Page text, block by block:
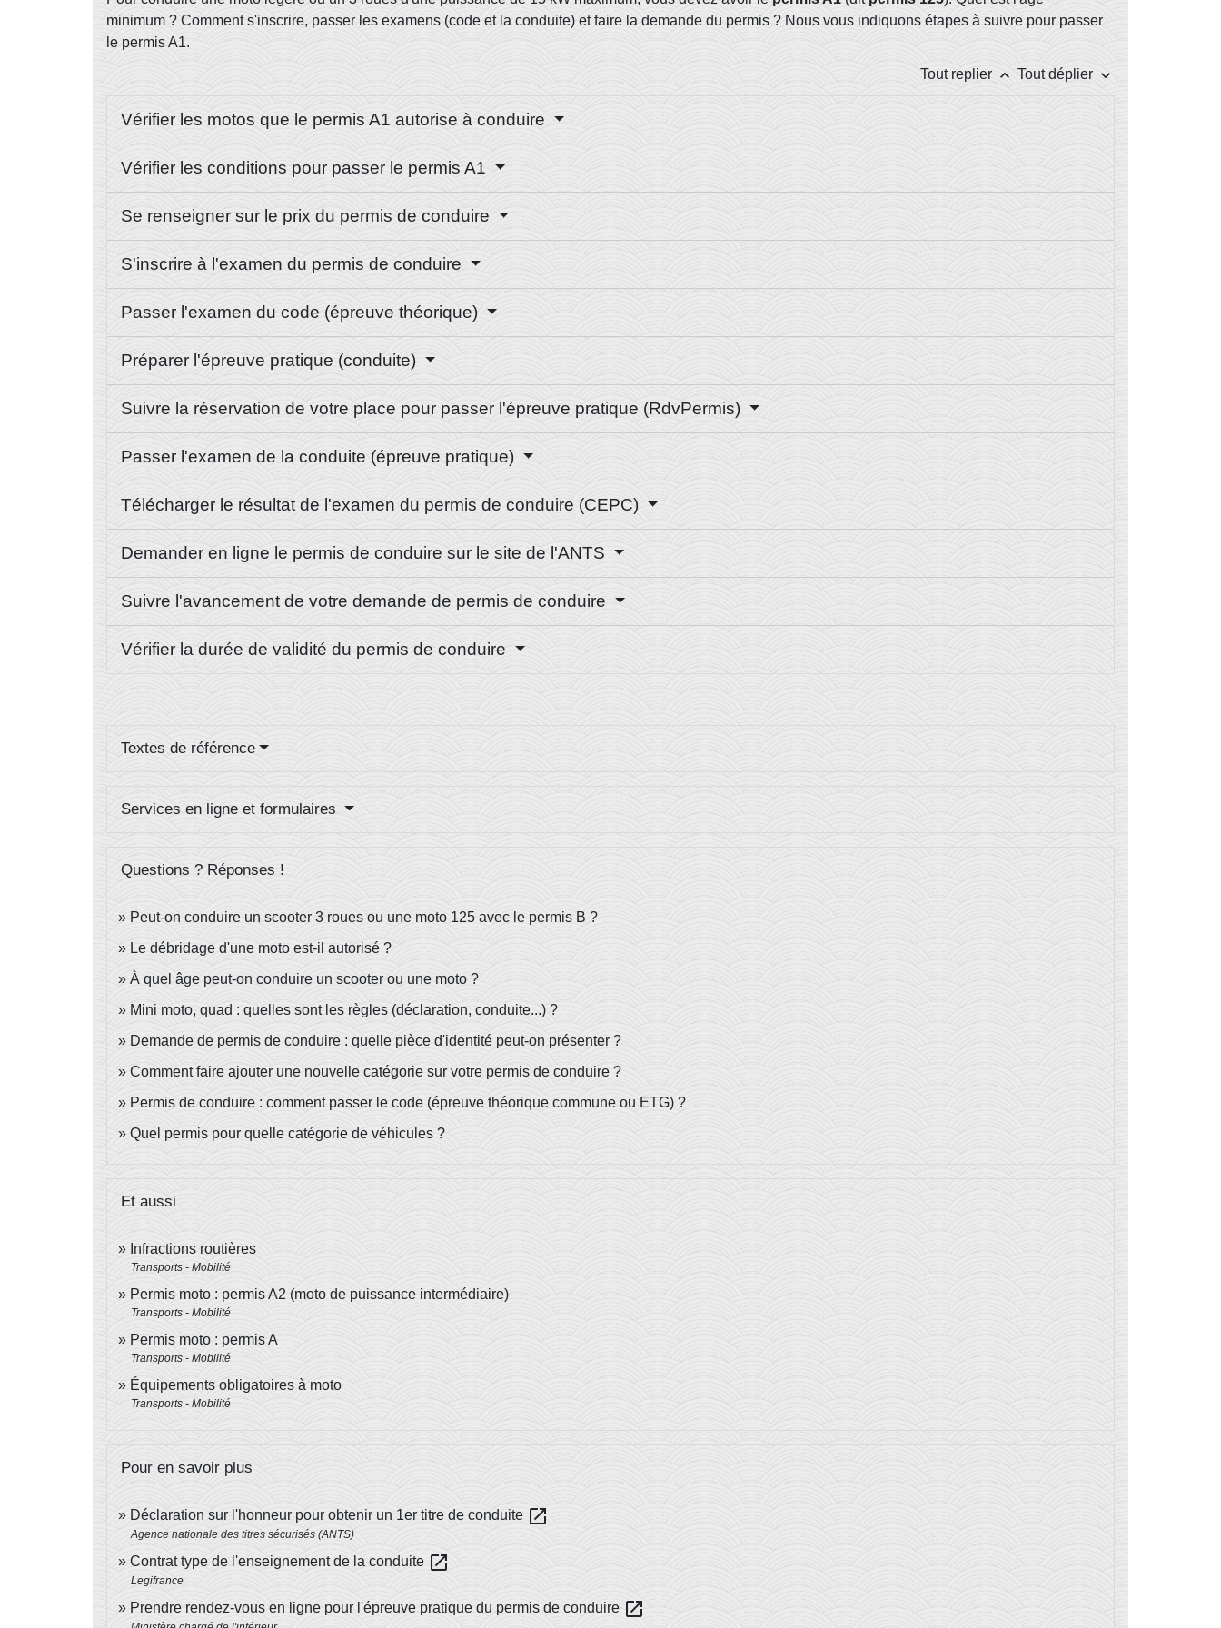
minimum ? Comment s'inscrire, passer les examens (code et la conduite) et faire la demande du permis ? Nous vous indiquons étapes à suivre pour passer
le permis A1.
Tout replier keyboard_arrow_up Tout déplier keyboard_arrow_down
Vérifier les motos que le permis A1 autorise à conduire
Vérifier les conditions pour passer le permis A1
Se renseigner sur le prix du permis de conduire
S'inscrire à l'examen du permis de conduire
Passer l'examen du code (épreuve théorique)
Préparer l'épreuve pratique (conduite)
Suivre la réservation de votre place pour passer l'épreuve pratique (RdvPermis)
Passer l'examen de la conduite (épreuve pratique)
Télécharger le résultat de l'examen du permis de conduire (CEPC)
Demander en ligne le permis de conduire sur le site de l'ANTS
Suivre l'avancement de votre demande de permis de conduire
Vérifier la durée de validité du permis de conduire
Textes de référence
Services en ligne et formulaires
Questions ? Réponses !
Peut-on conduire un scooter 3 roues ou une moto 125 avec le permis B ?
Le débridage d'une moto est-il autorisé ?
À quel âge peut-on conduire un scooter ou une moto ?
Mini moto, quad : quelles sont les règles (déclaration, conduite...) ?
Demande de permis de conduire : quelle pièce d'identité peut-on présenter ?
Comment faire ajouter une nouvelle catégorie sur votre permis de conduire ?
Permis de conduire : comment passer le code (épreuve théorique commune ou ETG) ?
Quel permis pour quelle catégorie de véhicules ?
Et aussi
Infractions routières
Transports - Mobilité
Permis moto : permis A2 (moto de puissance intermédiaire)
Transports - Mobilité
Permis moto : permis A
Transports - Mobilité
Équipements obligatoires à moto
Transports - Mobilité
Pour en savoir plus
Déclaration sur l'honneur pour obtenir un 1er titre de conduite open_in_new
Agence nationale des titres sécurisés (ANTS)
Contrat type de l'enseignement de la conduite open_in_new
Legifrance
Prendre rendez-vous en ligne pour l'épreuve pratique du permis de conduire open_in_new